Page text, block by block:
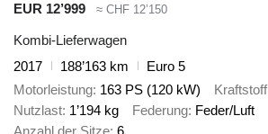
EUR 12’999 ≈ CHF 12’150
Kombi-Lieferwagen
2017
188’163 km
Euro 5
Motorleistung 163 PS (120 kW) Kraftstoff
Nutzlast 1’194 kg Federung Feder/Luft